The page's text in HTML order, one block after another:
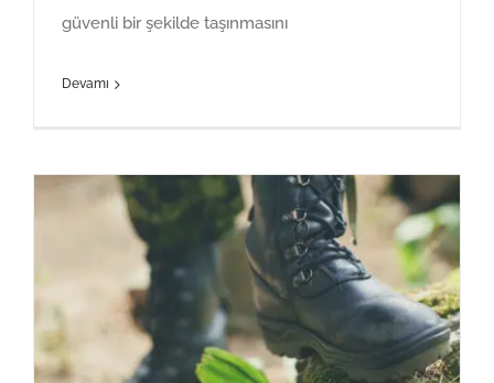
güvenli bir şekilde taşınmasını
Devamı